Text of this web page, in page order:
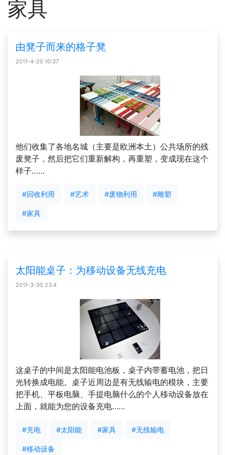
家具
由凳子而来的格子凳
2011-4-20 10:37
他们收集了各地名城（主要是欧洲本土）公共场所的残
废凳子，然后把它们重新解构，再重塑，变成现在这个
样子……
#回收利用 #艺术 #废物利用 #雕塑
#家具
太阳能桌子：为移动设备无线充电
2011-3-30 23:4
这桌子的中间是太阳能电池板，桌子内带蓄电池，把日
光转换成电能。桌子近周边是有无线输电的模块，主要
把手机、平板电脑、手提电脑什么的个人移动设备放在
上面，就能为您的设备充电……
#充电 #太阳能 #家具 #无线输电
#移动设备